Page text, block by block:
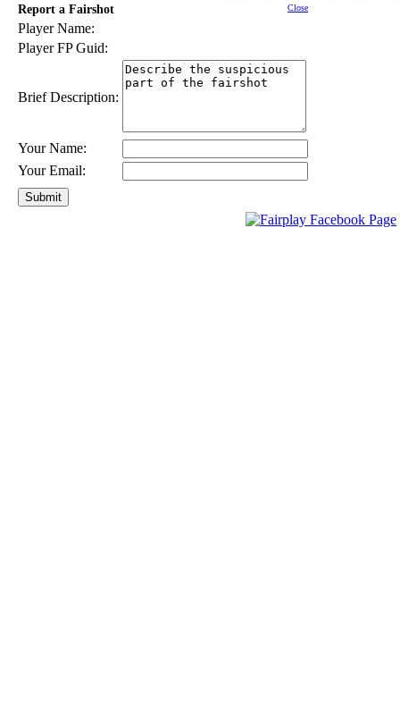
Report a Fairshot Close
Player Name:
Player FP Guid:
Brief Description:
Your Name:
Your Email: